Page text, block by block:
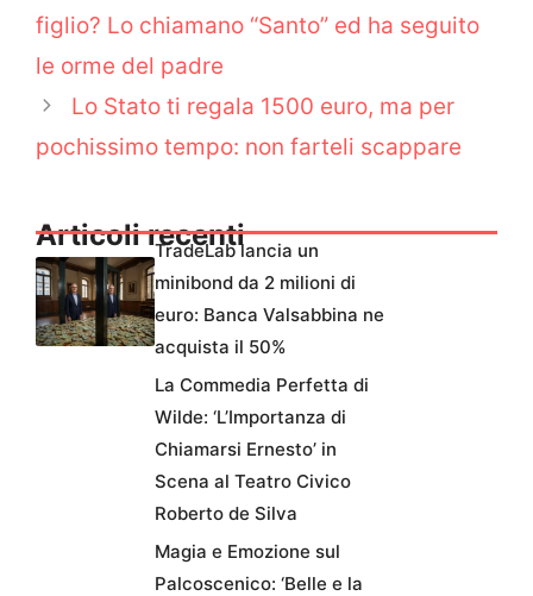
figlio? Lo chiamano “Santo” ed ha seguito
le orme del padre
Lo Stato ti regala 1500 euro, ma per
pochissimo tempo: non farteli scappare
Articoli recenti
TradeLab lancia un
minibond da 2 milioni di
euro: Banca Valsabbina ne
acquista il 50%
La Commedia Perfetta di
Wilde: ‘L’Importanza di
Chiamarsi Ernesto’ in
Scena al Teatro Civico
Roberto de Silva
Magia e Emozione sul
Palcoscenico: ‘Belle e la